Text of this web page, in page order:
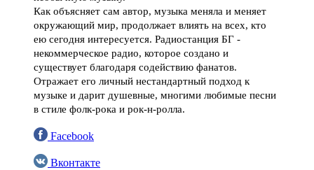
Как объясняет сам автор, музыка меняла и меняет
окружающий мир, продолжает влиять на всех, кто
ею сегодня интересуется. Радиостанция БГ -
некоммерческое радио, которое создано и
существует благодаря содействию фанатов.
Отражает его личный нестандартный подход к
музыке и дарит душевные, многими любимые песни
в стиле фолк-рока и рок-н-ролла.
Facebook
Вконтакте